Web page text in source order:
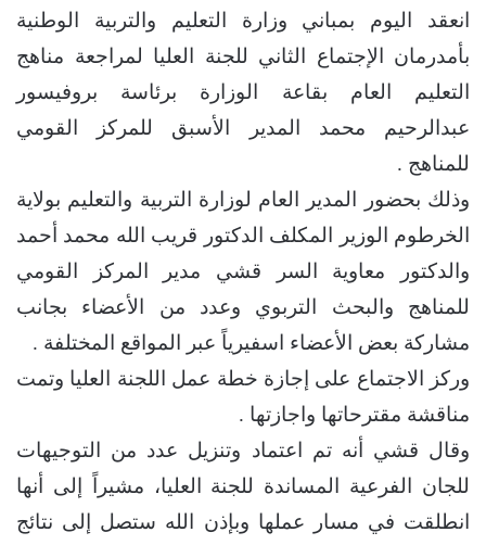
انعقد اليوم بمباني وزارة التعليم والتربية الوطنية
بأمدرمان الإجتماع الثاني للجنة العليا لمراجعة مناهج
التعليم العام بقاعة الوزارة برئاسة بروفيسور
عبدالرحيم محمد المدير الأسبق للمركز القومي
للمناهج .
وذلك بحضور المدير العام لوزارة التربية والتعليم بولاية
الخرطوم الوزير المكلف الدكتور قريب الله محمد أحمد
والدكتور معاوية السر قشي مدير المركز القومي
للمناهج والبحث التربوي وعدد من الأعضاء بجانب
مشاركة بعض الأعضاء اسفيرياً عبر المواقع المختلفة .
وركز الاجتماع على إجازة خطة عمل اللجنة العليا وتمت
مناقشة مقترحاتها واجازتها .
وقال قشي أنه تم اعتماد وتنزيل عدد من التوجيهات
للجان الفرعية المساندة للجنة العليا، مشيراً إلى أنها
انطلقت في مسار عملها وبإذن الله ستصل إلى نتائج